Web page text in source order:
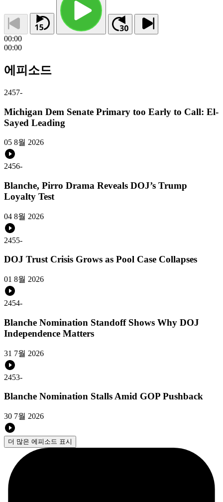
00:00
00:00
에피소드
2457-
Michigan Dem Senate Primary too Early to Call: El-
Sayed Leading
05 8월 2026
2456-
Blanche, Pirro Drama Reveals DOJ’s Trump
Loyalty Test
04 8월 2026
2455-
DOJ Trust Crisis Grows as Pool Case Collapses
01 8월 2026
2454-
Blanche Nomination Standoff Shows Why DOJ
Independence Matters
31 7월 2026
2453-
Blanche Nomination Stalls Amid GOP Pushback
30 7월 2026
더 많은 에피소드 표시